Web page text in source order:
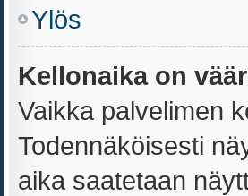
Ylös
Kellonaika on
Vaikka palvelimen
Todennäköisesti
aika saatetaan